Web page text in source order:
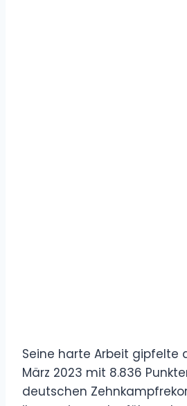
Seine harte Arbeit gipfelte
März 2023 mit 8.836
deutschen